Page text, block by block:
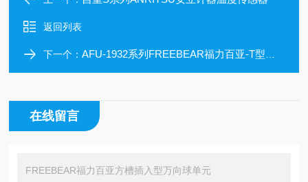
返回列表
下一个：AFU-1932系列FREEBEAR福力百亚-T型槽插入型万向球单元
在线留言